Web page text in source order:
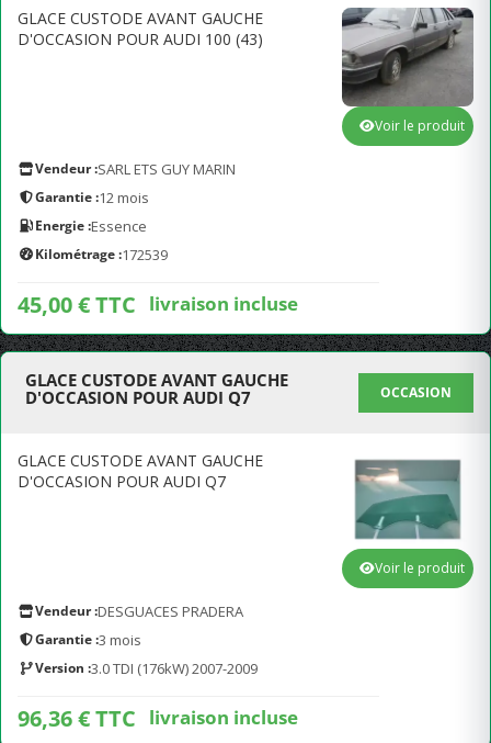
GLACE CUSTODE AVANT GAUCHE
D'OCCASION POUR AUDI 100 (43)
Vendeur :SARL ETS GUY MARIN
Garantie :12 mois
Energie :Essence
Kilométrage :172539
45,00 € TTC livraison incluse
Voir le produit
GLACE CUSTODE AVANT GAUCHE
D'OCCASION POUR AUDI Q7
OCCASION
GLACE CUSTODE AVANT GAUCHE
D'OCCASION POUR AUDI Q7
Vendeur :DESGUACES PRADERA
Garantie :3 mois
Version :3.0 TDI (176kW) 2007-2009
96,36 € TTC livraison incluse
Voir le produit